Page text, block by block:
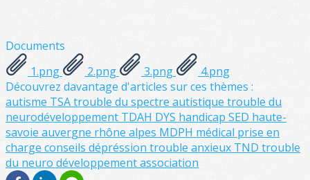
Documents
1.png
2.png 3.png
4.png
Découvrez davantage d'articles sur ces thèmes :
autisme TSAtrouble du spectre autistique trouble du
neurodéveloppement TDAH DYS handicap SED haute-
savoie auvergne rhône alpes MDPH médical prise en
charge conseils dépréssion trouble anxieux TND trouble
du neuro développementassociation